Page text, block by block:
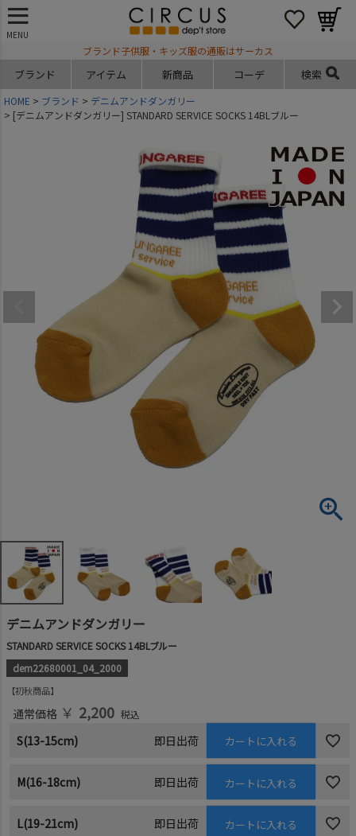
MENU
ブランド子供服・キッズ服の通販はサーカス
ブランド アイテム 新商品 コーデ 検索
HOME ブランド
デニムアンドダンガリー
[デニムアンドダンガリー] STANDARD SERVICE SOCKS 14BLブルー
デニムアンドダンガリー
STANDARD SERVICE SOCKS 14BLブルー
dem22680001_04_2000
初秋商品
通常価格 ￥ 2,200 税込
S(13-15cm) 即日出荷 カートに入れる
M(16-18cm) 即日出荷 カートに入れる
L(19-21cm) 即日出荷 カートに入れる